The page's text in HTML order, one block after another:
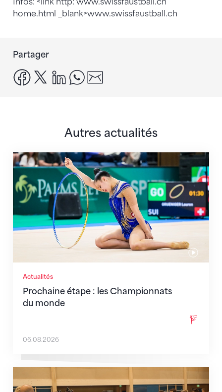
home.html _blank>www.swissfaustball.ch
Partager
facebook
x linkedinwhatsapp
Autres actualités
Actualités
Prochaine étape : les Championnats
du monde
Prochaine étape : les Championnats du monde
06.08.2026
En route pour Zagreb avec des objectifs clairs